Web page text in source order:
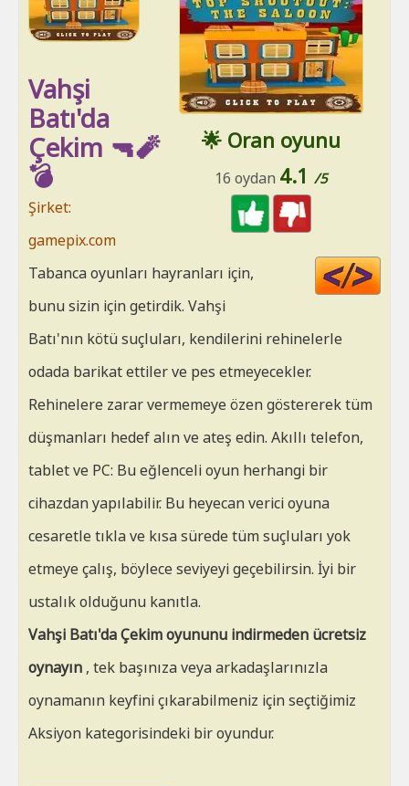
🌟 Oran oyunu
16 oydan 4.1 /5
Vahşi
Batı'da
Çekim 🔫🧨
💣
Şirket:
gamepix.com
Tabanca oyunları hayranları için,
bunu sizin için getirdik. Vahşi
Batı'nın kötü suçluları, kendilerini rehinelerle
odada barikat ettiler ve pes etmeyecekler.
Rehinelere zarar vermemeye özen göstererek tüm
düşmanları hedef alın ve ateş edin. Akıllı telefon,
tablet ve PC: Bu eğlenceli oyun herhangi bir
cihazdan yapılabilir. Bu heyecan verici oyuna
cesaretle tıkla ve kısa sürede tüm suçluları yok
etmeye çalış, böylece seviyeyi geçebilirsin. İyi bir
ustalık olduğunu kanıtla.
Vahşi Batı'da Çekim oyununu indirmeden ücretsiz
oynayın , tek başınıza veya arkadaşlarınızla
oynamanın keyfini çıkarabilmeniz için seçtiğimiz
Aksiyon kategorisindeki bir oyundur.